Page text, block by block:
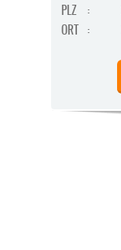
PLZ
:
ORT :